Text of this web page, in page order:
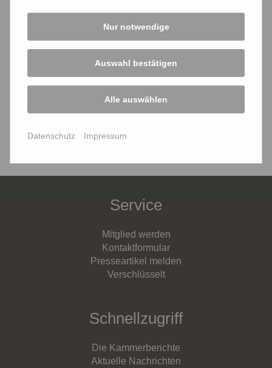
Service
Mitglied werden
Kontaktformular
Presseartikel melden
Verschlüsselt
Schnellzugriff
Die Kammerberichte
Aktuelle Nachrichten
Nur notwendige
Auswahl bestätigen
Alle auswählen
Datenschutz Impressum